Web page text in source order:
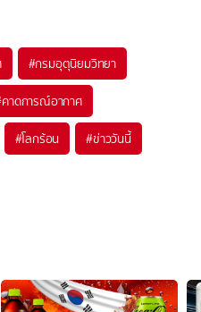
#กรมอุตุนิยมวิทยา
คาดการณ์อากาศ
#โลกร้อน #ข่าววันนี้